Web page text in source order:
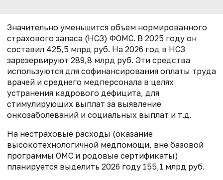
Значительно уменьшится объем нормированного
страхового запаса (НСЗ) ФОМС. В 2025 году он
составил 425,5 млрд руб. На 2026 год в НСЗ
зарезервируют 289,8 млрд руб. Эти средства
используются для софинансирования оплаты труда
врачей и среднего медперсонала в целях
устранения кадрового дефицита, для
стимулирующих выплат за выявление
онкозаболеваний и социальных выплат и т.д.
На нестраховые расходы (оказание
высокотехнологичной медпомощи, вне базовой
программы ОМС и родовые сертификаты)
планируется выделить 2026 году 155,1 млрд руб.